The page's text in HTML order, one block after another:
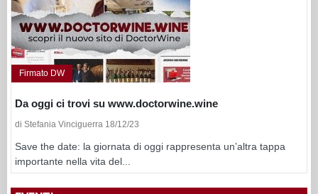
Firmato DW
Da oggi ci trovi su www.doctorwine.wine
di Stefania Vinciguerra 18/12/23
Save the date: la giornata di oggi rappresenta un’altra tappa
importante nella vita del...